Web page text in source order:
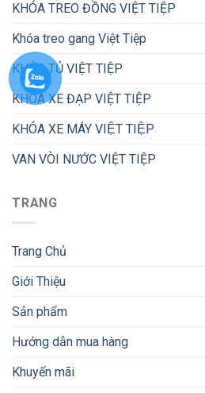
KHÓA TREO ĐỒNG VIỆT TIỆP
Khóa treo gang Việt Tiệp
KHÓA TỦ VIỆT TIỆP
KHÓA XE ĐẠP VIỆT TIỆP
KHÓA XE MÁY VIỆT TIỆP
VAN VÒI NƯỚC VIỆT TIỆP
TRANG
Trang Chủ
Giới Thiệu
Sản phẩm
Hướng dẫn mua hàng
Khuyến mãi